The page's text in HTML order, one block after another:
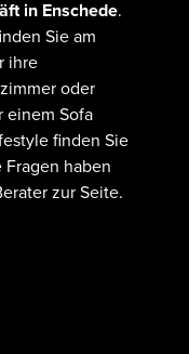
in Enschede.
Sie am
ihre
oder
einem Sofa
finden Sie
haben
zur Seite.